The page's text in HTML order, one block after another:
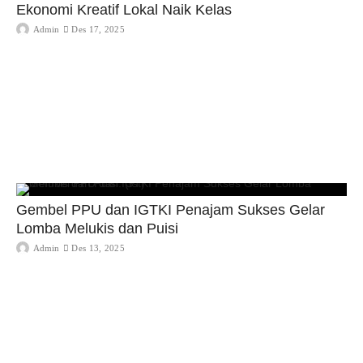
Ekonomi Kreatif Lokal Naik Kelas
Admin Des 17, 2025
Gembel PPU dan IGTKI Penajam Sukses Gelar
Lomba Melukis dan Puisi
Admin Des 13, 2025